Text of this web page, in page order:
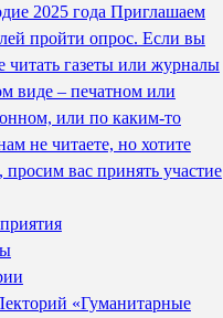
2025 года Приглашаем
пройти опрос. Если вы
читать газеты или журналы
виде – печатном или
или по каким-то
не читаете, но хотите
просим вас принять участие
«Гуманитарные